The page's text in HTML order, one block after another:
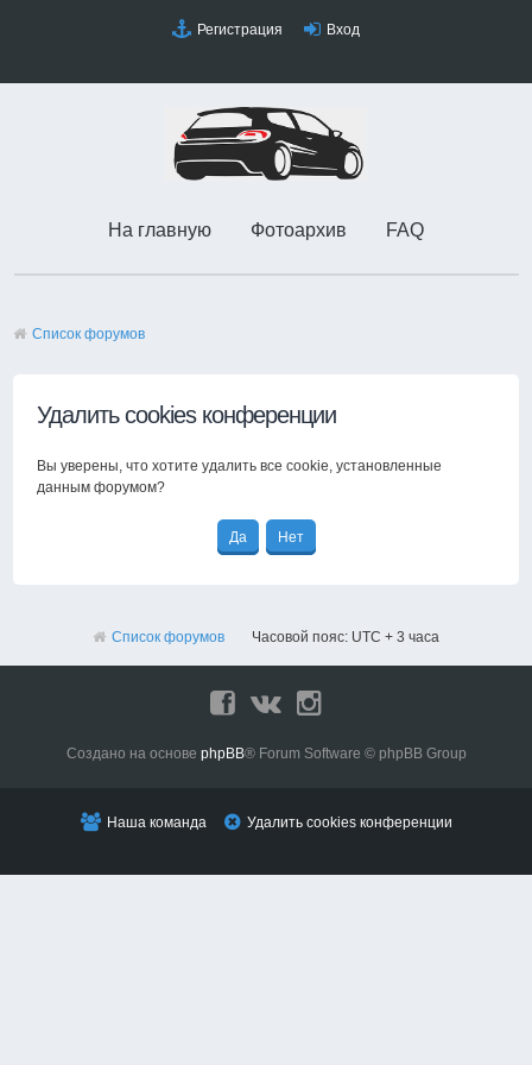
Регистрация Вход
На главную Фотоархив FAQ
Список форумов
Удалить cookies конференции
Вы уверены, что хотите удалить все cookie, установленные
данным форумом?
Список форумов Часовой пояс: UTC + 3 часа
Создано на основе phpBB® Forum Software © phpBB Group
Наша команда Удалить cookies конференции